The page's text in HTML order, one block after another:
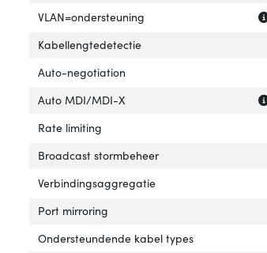
VLAN=ondersteuning
Kabellengtedetectie
Auto-negotiation
Auto MDI/MDI-X
Rate limiting
Broadcast stormbeheer
Verbindingsaggregatie
Port mirroring
Ondersteundende kabel types